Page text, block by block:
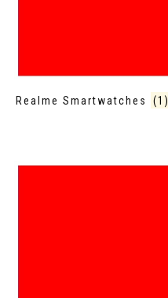
Realme Smartwatches (1)